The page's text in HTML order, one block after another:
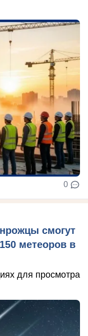
0
смогут
метеоров в
для просмотра